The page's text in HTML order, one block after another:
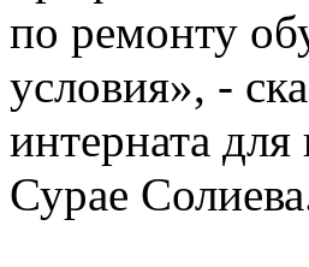
по ремонту
условия», -
интерната
Сурае